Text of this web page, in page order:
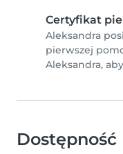
Certyfikat
Aleksandra
pierwszej
Aleksandra,
Dostępność